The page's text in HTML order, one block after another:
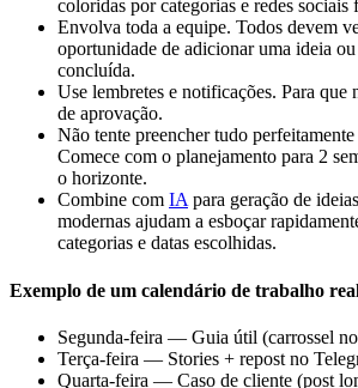
coloridas por categorias e redes
Envolva toda a equipe. Todos devem
oportunidade de adicionar uma ideia
concluída.
Use lembretes e notificações. Para que
de aprovação.
Não tente preencher tudo
Comece com o planejamento para 2
o horizonte.
Combine com IA para geração de
modernas ajudam a esboçar
categorias e datas escolhidas.
Exemplo de um calendário de trabalho
Segunda-feira — Guia útil (carrossel
Terça-feira — Stories + repost no
Quarta-feira — Caso de cliente (post